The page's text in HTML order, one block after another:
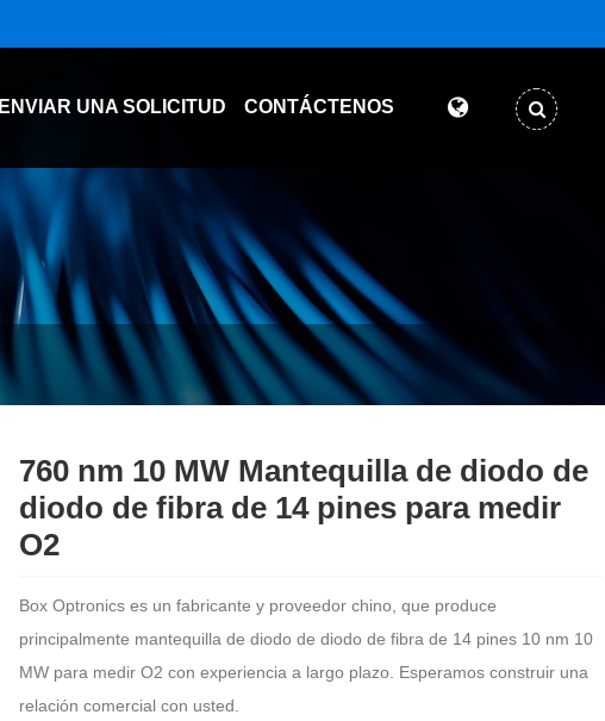
ENVIAR UNA SOLICITUD CONTÁCTENOS
760 nm 10 MW Mantequilla de diodo de
diodo de fibra de 14 pines para medir
O2
Box Optronics es un fabricante y proveedor chino, que produce
principalmente mantequilla de diodo de diodo de fibra de 14 pines 10 nm 10
MW para medir O2 con experiencia a largo plazo. Esperamos construir una
relación comercial con usted.